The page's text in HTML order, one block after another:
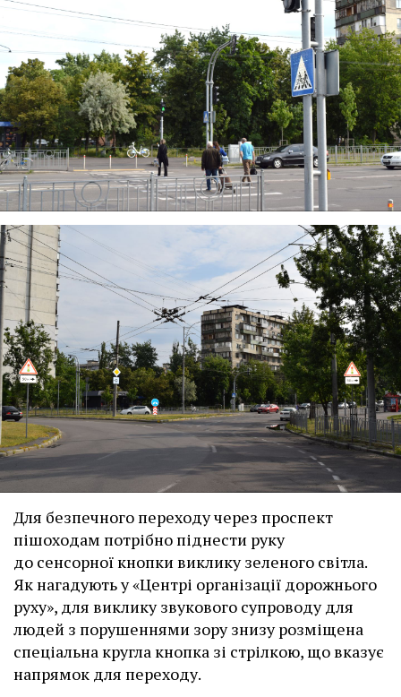
Для безпечного переходу через проспект
пішоходам потрібно піднести руку
до сенсорної кнопки виклику зеленого світла.
Як нагадують у «Центрі організації дорожнього
руху», для виклику звукового супроводу для
людей з порушеннями зору знизу розміщена
спеціальна кругла кнопка зі стрілкою, що вказує
напрямок для переходу.